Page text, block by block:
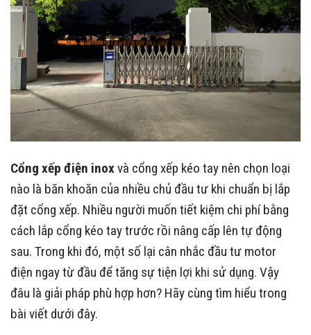
Cổng xếp điện inoxvà cổng xếp kéo tay nên chọn loại
nào là băn khoăn của nhiều chủ đầu tư khi chuẩn bị lắp
đặt cổng xếp. Nhiều người muốn tiết kiệm chi phí bằng
cách lắp cổng kéo tay trước rồi nâng cấp lên tự động
sau. Trong khi đó, một số lại cân nhắc đầu tư motor
điện ngay từ đầu để tăng sự tiện lợi khi sử dụng. Vậy
đâu là giải pháp phù hợp hơn? Hãy cùng tìm hiểu trong
bài viết dưới đây.